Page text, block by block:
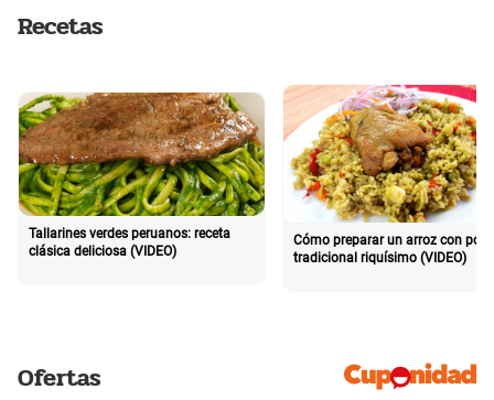
Recetas
Tallarines verdes peruanos: receta
clásica deliciosa (VIDEO)
Cómo preparar un arroz con pollo
tradicional riquísimo (VIDEO)
Ofertas